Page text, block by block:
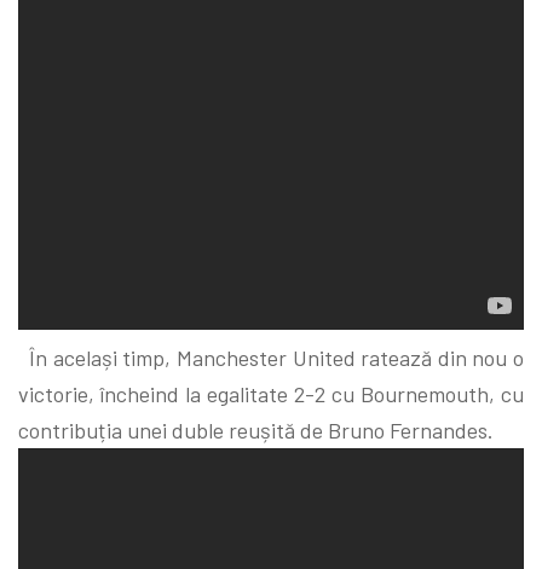
În același timp, Manchester United ratează din nou o
victorie, încheind la egalitate 2-2 cu Bournemouth, cu
contribuția unei duble reușită de Bruno Fernandes.